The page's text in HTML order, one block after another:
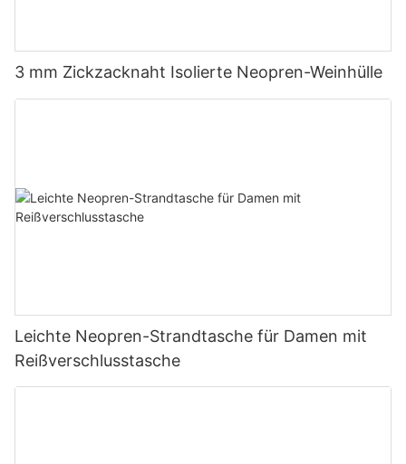
3 mm Zickzacknaht Isolierte Neopren-Weinhülle
Leichte Neopren-Strandtasche für Damen mit
Reißverschlusstasche